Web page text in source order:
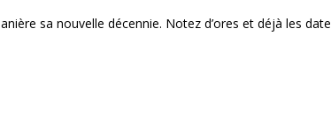
sa nouvelle décennie. Notez d’ores et déjà les